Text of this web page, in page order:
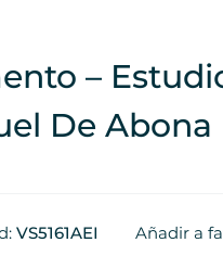
–
De Abona
VS5161AEI Añadir a